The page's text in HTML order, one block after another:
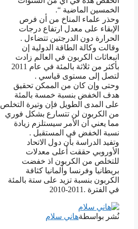
ﺍﻟﺨﻤﺴﻴﻦ ﺍﻟﻤﺎﺿﻴﺔ “.
ﻭﺣﺬﺭ ﻋﻠﻤﺎﺀ ﺍﻟﻤﻨﺎﺥ ﻣﻦ ﺃﻥ ﻓﺮﺹ
ﺍﻹﺑﻘﺎﺀ ﻋﻠﻰ ﻣﻌﺪﻝ ﺍﺭﺗﻔﺎﻉ ﺩﺭﺟﺎﺕ
ﺍﻟﺤﺮﺍﺭﺓ ﺩﻭﻥ ﺍﻟﺪﺭﺟﺘﻴﻦ ﺗﺘﻀﺎﺀﻝ .
ﻭﻗﺎﻟﺖ ﻭﻛﺎﻟﺔ ﺍﻟﻄﺎﻗﺔ ﺍﻟﺪﻭﻟﻴﺔ ﺇﻥ
ﺍﻧﺒﻌﺎﺛﺎﺕ ﺍﻟﻜﺮﺑﻮﻥ ﻓﻲ ﺍﻟﻌﺎﻟﻢ ﺯﺍﺩﺕ
ﺑﺄﻛﺜﺮ ﻣﻦ ﺛﻼﺛﺔ ﺑﺎﻟﻤﺌﺔ ﻓﻲ ﻋﺎﻡ 2011
ﻟﺘﺼﻞ ﺇﻟﻰ ﻣﺴﺘﻮﻯ ﻗﻴﺎﺳﻲ .
ﻭﺣﺘﻰ ﻭﺇﻥ ﻛﺎﻥ ﻣﻦ ﺍﻟﻤﻤﻜﻦ ﺗﺤﻘﻴﻖ
ﻫﺪﻑ ﺍﻟﺨﻔﺾ ﺑﻨﺴﺒﺔ ﺧﻤﺴﺔ ﺑﺎﻟﻤﺌﺔ
ﻋﻠﻰ ﺍﻟﻤﺪﻯ ﺍﻟﻄﻮﻳﻞ ﻓﺈﻥ ﻭﺗﻴﺮﺓ ﺍﻟﺘﺨﻠﺺ
ﻣﻦ ﺍﻟﻜﺮﺑﻮﻥ ﻟﻦ ﺗﺘﺴﺎﺭﻉ ﺑﺸﻜﻞ ﻓﻮﺭﻱ
ﻣﻤﺎ ﻳﻌﻨﻲ ﺃﻥ ﺍﻷﻣﺮ ﺳﻴﺴﺘﻠﺰﻡ ﺯﻳﺎﺩﺓ
ﻧﺴﺒﺔ ﺍﻟﺨﻔﺾ ﻓﻲ ﺍﻟﻤﺴﺘﻘﺒﻞ .
ﻭﺗﻔﻴﺪ ﺍﻟﺪﺭﺍﺳﺔ ﺑﺄﻥ ﺩﻭﻝ ﺍﻻﺗﺤﺎﺩ
ﺍﻷﻭﺭﻭﺑﻲ ﺣﻘﻘﺖ ﺃﻋﻠﻰ ﻣﻌﺪﻻﺕ
ﻟﻠﺘﺨﻠﺺ ﻣﻦ ﺍﻟﻜﺮﺑﻮﻥ ﺍﺫ ﺧﻔﻀﺖ
ﺑﺮﻳﻄﺎﻧﻴﺎ ﻭﻓﺮﻧﺴﺎ ﻭﺃﻟﻤﺎﻧﻴﺎ ﻛﺜﺎﻓﺔ
ﺍﻟﻜﺮﺑﻮﻥ ﺑﻨﺴﺒﺔ ﺗﺰﻳﺪ ﻋﻠﻰ ﺳﺘﺔ ﺑﺎﻟﻤﺌﺔ
ﻓﻲ ﺍﻟﻔﺘﺮﺓ .2011-2010
نُشر بواسطةهاني سلام